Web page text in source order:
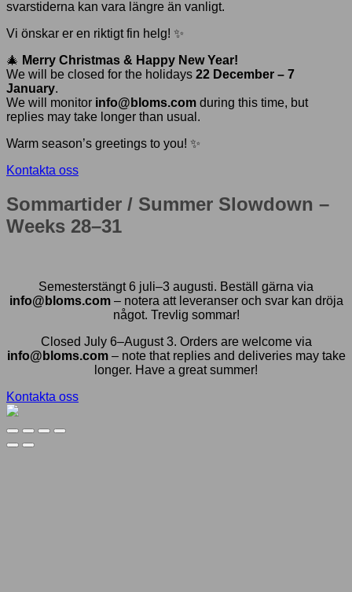
svarstiderna kan vara längre än vanligt.
Vi önskar er en riktigt fin helg! ✨
🎄 Merry Christmas & Happy New Year!
We will be closed for the holidays 22 December – 7
January.
We will monitor info@bloms.com during this time, but
replies may take longer than usual.
Warm season’s greetings to you! ✨
Kontakta oss
Sommartider / Summer Slowdown –
Weeks 28–31
Semesterstängt 6 juli–3 augusti. Beställ gärna via
info@bloms.com– notera att leveranser och svar kan dröja
något. Trevlig sommar!
Closed July 6–August 3. Orders are welcome via
info@bloms.com– note that replies and deliveries may take
longer. Have a great summer!
Kontakta oss